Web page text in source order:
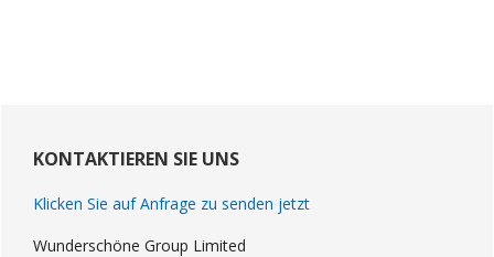
Sidebar
KONTAKTIEREN SIE UNS
Klicken Sie auf Anfrage zu senden jetzt
Wunderschöne Group Limited